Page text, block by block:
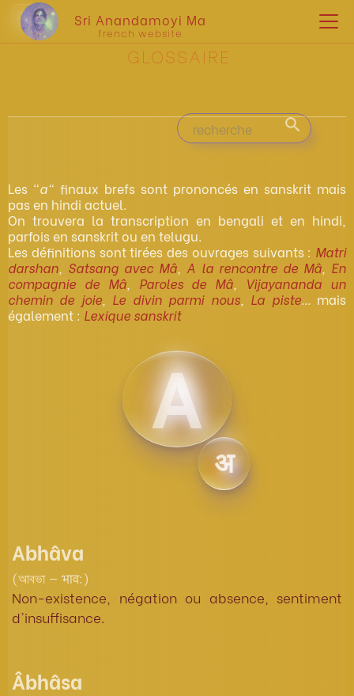
Sri Anandamoyi Ma
french website
GLOSSAIRE
Les "a" finaux brefs sont prononcés en sanskrit mais
pas en hindi actuel.
On trouvera la transcription en bengali et en hindi,
parfois en sanskrit ou en telugu.
Les définitions sont tirées des ouvrages suivants : Matri
darshan, Satsang avec Mâ, A la rencontre de Mâ, En
compagnie de Mâ, Paroles de Mâ, Vijayananda un
chemin de joie, Le divin parmi nous, La piste... mais
également : Lexique sanskrit
A
अ
Abhâva
(আবভা — भाव:)
Non-existence, négation ou absence, sentiment
d'insuffisance.
Âbhâsa